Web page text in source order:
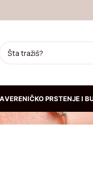
VERENIČKO PRSTENJE I